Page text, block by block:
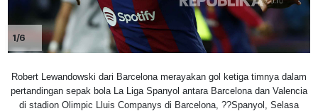
1/6
Robert Lewandowski dari Barcelona merayakan gol ketiga timnya dalam
pertandingan sepak bola La Liga Spanyol antara Barcelona dan Valencia
di stadion Olimpic Lluis Companys di Barcelona, ??Spanyol, Selasa